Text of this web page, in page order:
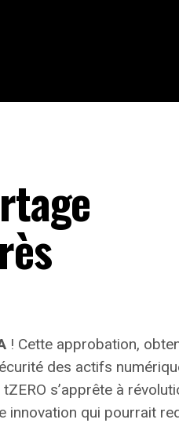
! Cette approbation,
des actifs
s’apprête à
innovation qui pourrait